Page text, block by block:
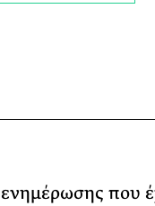
που